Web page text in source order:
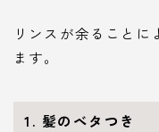
リンスが余ることに
ます。
1. 髪のベタつき